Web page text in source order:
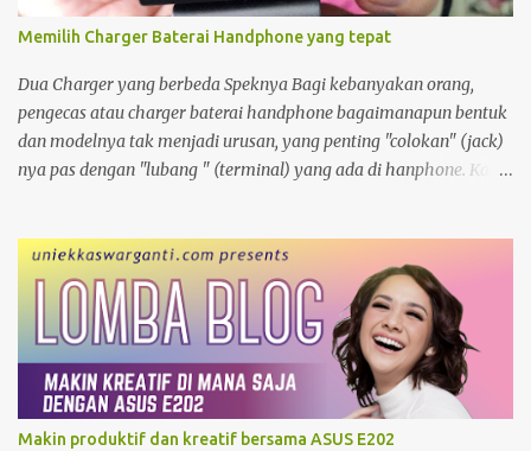
Memilih Charger Baterai Handphone yang tepat
Dua Charger yang berbeda Speknya Bagi kebanyakan orang,
pengecas atau charger baterai handphone bagaimanapun bentuk
dan modelnya tak menjadi urusan, yang penting "colokan" (jack)
nya pas dengan "lubang " (terminal) yang ada di hanphone. Kalau
dipakai kakak. Apalagi kalau ditengah perjalanan kehabisan
baterai, minjam charger di warung atau toko. nggak tahu
speknya asal maen colok-colokin.
Makin produktif dan kreatif bersama ASUS E202